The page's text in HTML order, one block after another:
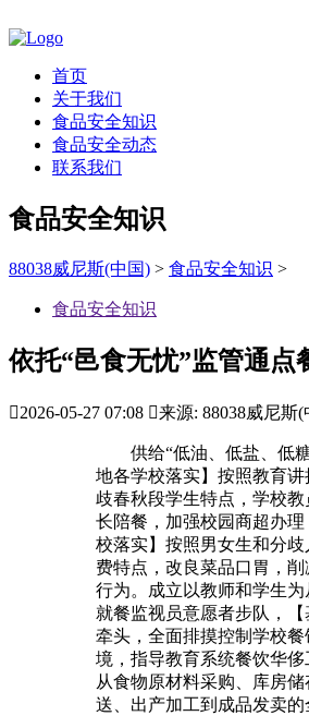
首页
关于我们
食品安全知识
食品安全动态
联系我们
食品安全知识
88038威尼斯(中国) > 食品安全知识 >
食品安全知识
依托“邑食无忧”监管通点
2026-05-27 07:08 来源: 88038威尼斯(
供给“低油、低盐、低糖
地各学校落实】按照教育讲
歧春秋段学生特点，学校教
长陪餐，加强校园商超办理
校落实】按照男女生和分歧
费特点，改良菜品口胃，削
行为。成立以教师和学生为
就餐监视员意愿者步队，
牵头，全面排摸控制学校餐
境，指导教育系统餐饮华侈
从食物原材料采购、库房
送、出产加工到成品发卖的